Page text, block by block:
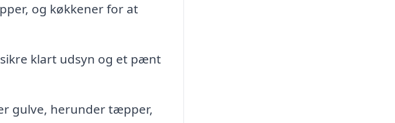
og køkkener for at
klart udsyn og et pænt
gulve, herunder tæpper,